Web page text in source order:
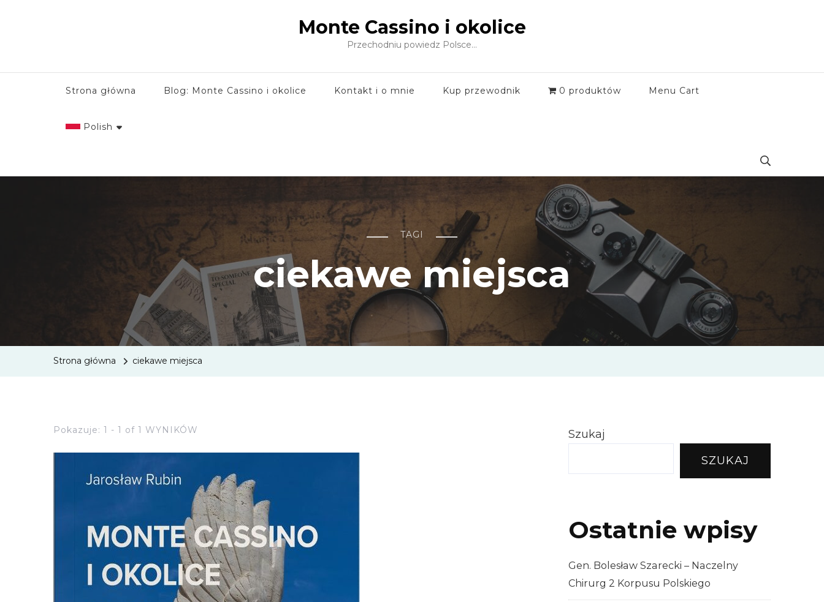
Monte Cassino i okolice
Przechodniu powiedz Polsce…
Strona główna Blog: Monte Cassino i okolice Kontakt i o mnie Kup przewodnik 0 produktów Menu Cart
Polish
TAGI
ciekawe miejsca
Strona główna ciekawe miejsca
Pokazuje: 1 - 1 of 1 WYNIKÓW
Szukaj
SZUKAJ
Ostatnie wpisy
Gen. Bolesław Szarecki – Naczelny
Chirurg 2 Korpusu Polskiego